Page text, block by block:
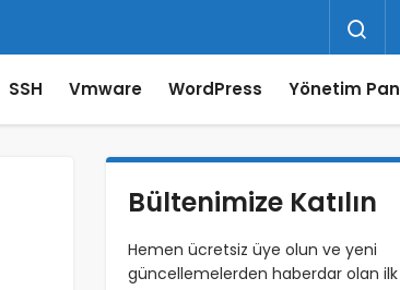
SSH Vmware WordPress Yönetim
Bültenimize Katılın
Hemen ücretsiz üye olun ve yeni
güncellemelerden haberdar olan ilk